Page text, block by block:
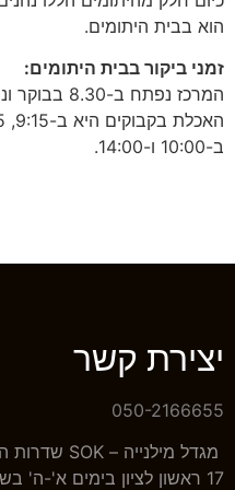
הוא בבית היתומים.
זמני ביקור בבית היתומים:
המרכז נפתח ב-8.30 בבוקר ונסגר ב-18:00 מדי יום.
ב-10:00 ו-14:00.
יצירת קשר
050-2166655
17 ראשון לציון בימים א'-ה' בשעות 09:00-18:00